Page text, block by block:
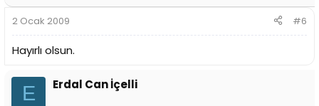
2 Ocak 2009 #6
Hayırlı olsun.
E Erdal Can İçelli